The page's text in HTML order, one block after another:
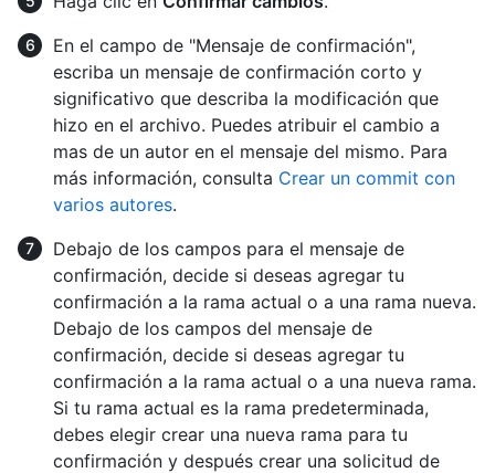
En el campo de "Mensaje de confirmación",
escriba un mensaje de confirmación corto y
significativo que describa la modificación que
hizo en el archivo. Puedes atribuir el cambio a
mas de un autor en el mensaje del mismo. Para
más información, consulta Crear un commit con
varios autores.
Debajo de los campos para el mensaje de
confirmación, decide si deseas agregar tu
confirmación a la rama actual o a una rama nueva.
Debajo de los campos del mensaje de
confirmación, decide si deseas agregar tu
confirmación a la rama actual o a una nueva rama.
Si tu rama actual es la rama predeterminada,
debes elegir crear una nueva rama para tu
confirmación y después crear una solicitud de